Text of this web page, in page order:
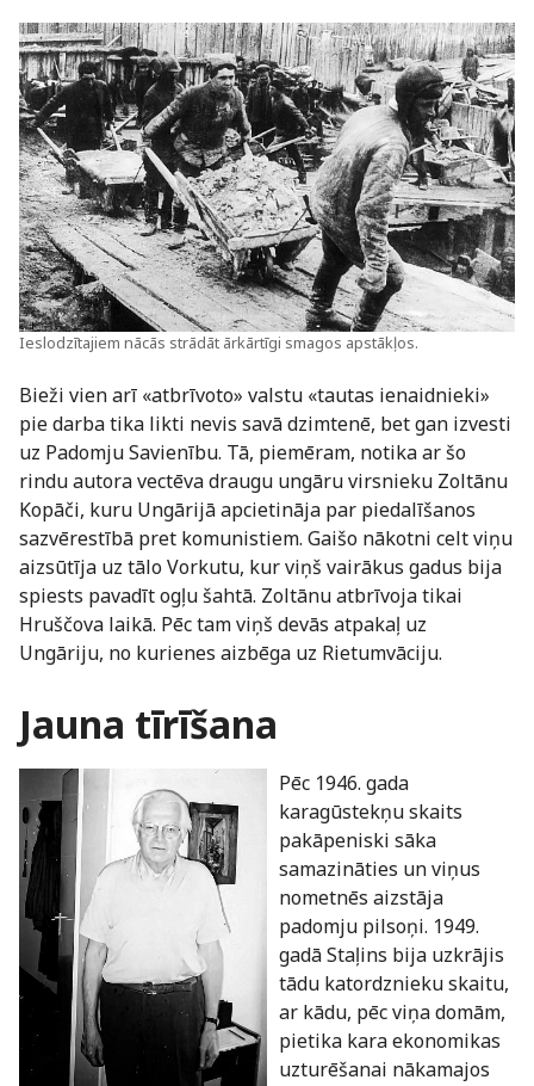
Ieslodzītajiem nācās strādāt ārkārtīgi smagos apstākļos.
Bieži vien arī «atbrīvoto» valstu «tautas ienaidnieki»
pie darba tika likti nevis savā dzimtenē, bet gan izvesti
uz Padomju Savienību. Tā, piemēram, notika ar šo
rindu autora vectēva draugu ungāru virsnieku Zoltānu
Kopāči, kuru Ungārijā apcietināja par piedalīšanos
sazvērestībā pret komunistiem. Gaišo nākotni celt viņu
aizsūtīja uz tālo Vorkutu, kur viņš vairākus gadus bija
spiests pavadīt ogļu šahtā. Zoltānu atbrīvoja tikai
Hruščova laikā. Pēc tam viņš devās atpakaļ uz
Ungāriju, no kurienes aizbēga uz Rietumvāciju.
Jauna tīrīšana
Pēc 1946. gada
karagūstekņu skaits
pakāpeniski sāka
samazināties un viņus
nometnēs aizstāja
padomju pilsoņi. 1949.
gadā Staļins bija uzkrājis
tādu katordznieku skaitu,
ar kādu, pēc viņa domām,
pietika kara ekonomikas
uzturēšanai nākamajos